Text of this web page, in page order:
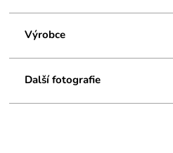
plné radosti a pohody.
Výrobce
Další fotografie